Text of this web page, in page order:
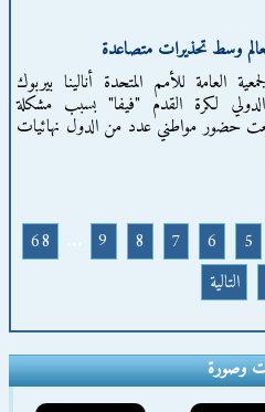
وسط تحذيرات متصاعدة
العامة للأمم المتحدة أنالينا بيربوك
الدولي لكرة القدم "فيفا" بسبب مشكلة
حضور مواطني عدد من الدول نهائيات
5
6
7
8
9
68
التالية
وصورة